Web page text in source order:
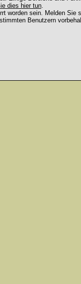
dies hier tun.
worden sein. Melden
Benutzern